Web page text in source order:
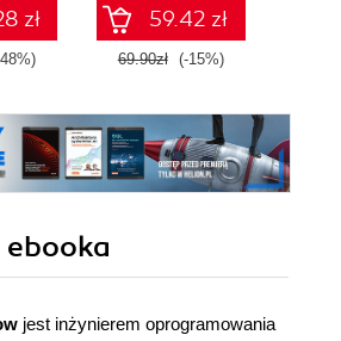
zł 59.42 zł
69.90zł (-15%)
ebooka
jest inżynierem oprogramowania